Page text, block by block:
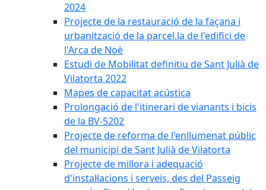
2024
Projecte de la restauració de la façana i
urbanització de la parcel.la de l'edifici de
l'Arca de Noè
Estudi de Mobilitat definitiu de Sant Julià de
Vilatorta 2022
Mapes de capacitat acústica
Prolongació de l'itinerari de vianants i bicis
de la BV-5202
Projecte de reforma de l'enllumenat públic
del municipi de Sant Julià de Vilatorta
Projecte de millora i adequació
d'instal·lacions i serveis, des del Passeig